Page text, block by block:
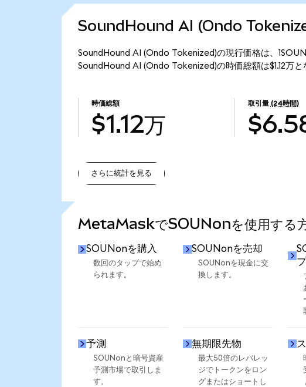
SoundHound AI (Ondo
SoundHound AI (Ondo Tokenized)の現行価格は、
SoundHound AI (Ondo Tokenized)の時価総額は$1.12万と
時価総額
$1.12万
取引量 (24時間)
さらに統計を見る
MetaMaskでSOUNonを使用する
SOUNonを購入
数回のタップで始め
られます。
SOUNonを売却
SOUNonを現金に交
換します。
プ
予測
SOUNonと暗号資産
予測市場で取引しま
す。
無期限先物
最大50倍のレバレッ
ジでトークンをロン
グまたはショートし